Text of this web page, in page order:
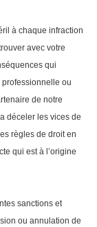
à chaque infraction
avec votre
qui
ou
de notre
déceler les vices de
règles de droit en
qui est à l’origine
sanctions et
ou annulation de